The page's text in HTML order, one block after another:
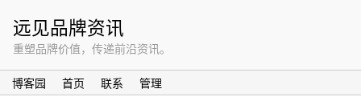
远见品牌资讯
重塑品牌价值，传递前沿资讯。
博客园 首页 联系 管理